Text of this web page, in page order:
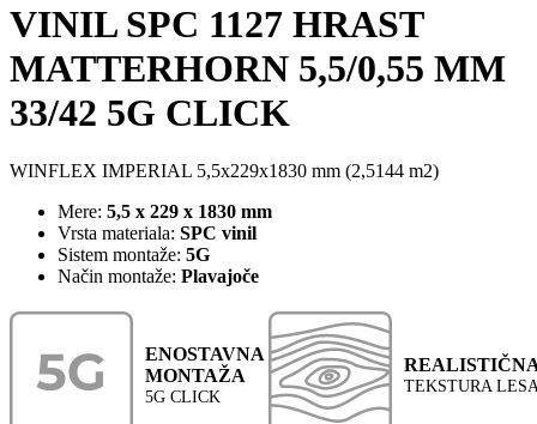
VINIL SPC 1127 HRAST
MATTERHORN 5,5/0,55 MM
33/42 5G CLICK
WINFLEX IMPERIAL 5,5x229x1830 mm (2,5144 m2)
Mere: 5,5 x 229 x 1830 mm
Vrsta materiala: SPC vinil
Sistem montaže: 5G
Način montaže: Plavajoče
ENOSTAVNA
MONTAŽA
5G CLICK
TEKSTURA